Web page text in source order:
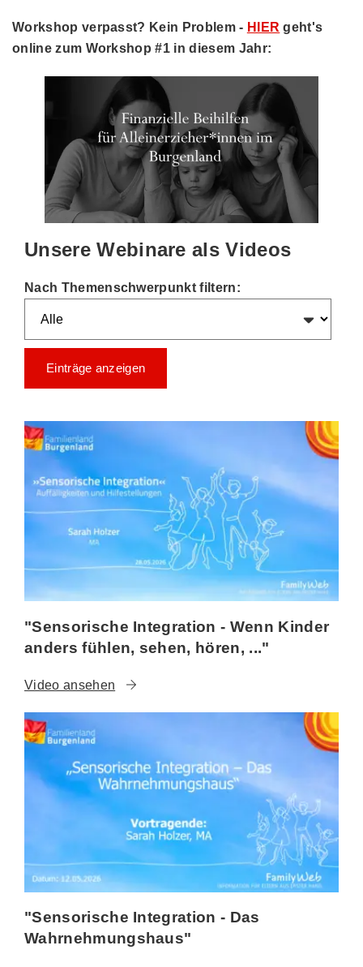
Workshop verpasst? Kein Problem - HIER geht's
online zum Workshop #1 in diesem Jahr:
Unsere Webinare als Videos
Nach Themenschwerpunkt filtern:
Einträge anzeigen
"Sensorische Integration - Wenn Kinder
anders fühlen, sehen, hören, ..."
Video ansehen
"Sensorische Integration - Das
Wahrnehmungshaus"